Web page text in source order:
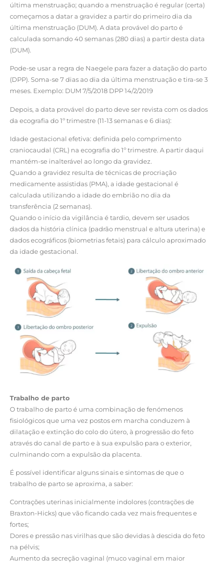
última menstruação; quando a menstruação é regular (certa)
começamos a datar a gravidez a partir do primeiro dia da
última menstruação (DUM). A data provável do parto é
calculada somando 40 semanas (280 dias) a partir desta data
(DUM).
Pode-se usar a regra de Naegele para fazer a datação do parto
(DPP). Soma-se 7 dias ao dia da última menstruação e tira-se 3
meses. Exemplo: DUM 7/5/2018 DPP 14/2/2019
Depois, a data provável do parto deve ser revista com os dados
da ecografia do 1º trimestre (11-13 semanas e 6 dias):
Idade gestacional efetiva: definida pelo comprimento
craniocaudal (CRL) na ecografia do 1º trimestre. A partir daqui
mantém-se inalterável ao longo da gravidez.
Quando a gravidez resulta de técnicas de procriação
medicamente assistidas (PMA), a idade gestacional é
calculada utilizando a idade do embrião no dia da
transferência (2 semanas).
Quando o início da vigilância é tardio, devem ser usados
dados da história clínica (padrão menstrual e altura uterina) e
dados ecográficos (biometrias fetais) para cálculo aproximado
da idade gestacional.
Trabalho de parto
O trabalho de parto é uma combinação de fenómenos
fisiológicos que uma vez postos em marcha conduzem à
dilatação e extinção do colo do útero, à progressão do feto
através do canal de parto e à sua expulsão para o exterior,
culminando com a expulsão da placenta.
É possível identificar alguns sinais e sintomas de que o
trabalho de parto se aproxima, a saber:
Contrações uterinas inicialmente indolores (contrações de
Braxton-Hicks) que vão ficando cada vez mais frequentes e
fortes;
Dores e pressão nas virilhas que são devidas à descida do feto
na pélvis;
Aumento da secreção vaginal (muco vaginal em maior